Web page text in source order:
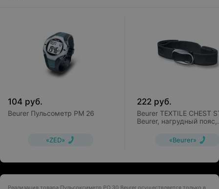
104 руб.
Beurer Пульсометр PM 26
«ZED»
222 руб.
Beurer TEXTILE CHEST
Beurer, нагрудный пояс,
«Beurer»
Реализация товара Пульсоксиметр PO 30 Beurer осуществляется только в